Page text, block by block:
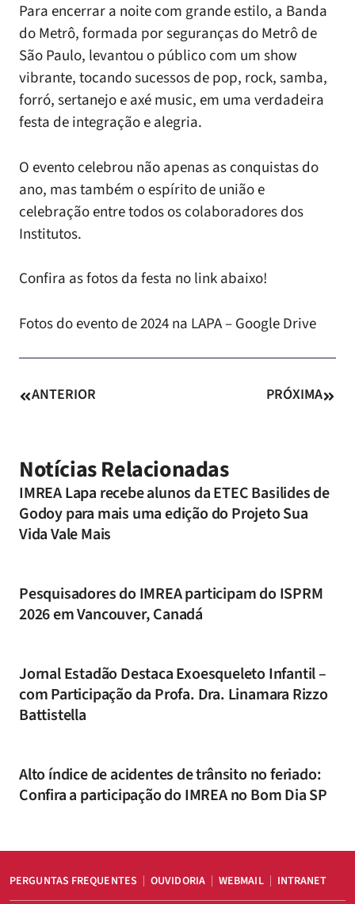
Para encerrar a noite com grande estilo, a Banda
do Metrô, formada por seguranças do Metrô de
São Paulo, levantou o público com um show
vibrante, tocando sucessos de pop, rock, samba,
forró, sertanejo e axé music, em uma verdadeira
festa de integração e alegria.
O evento celebrou não apenas as conquistas do
ano, mas também o espírito de união e
celebração entre todos os colaboradores dos
Institutos.
Confira as fotos da festa no link abaixo!
Fotos do evento de 2024 na LAPA – Google Drive
ANTERIOR PRÓXIMA
Notícias Relacionadas
IMREA Lapa recebe alunos da ETEC Basilides de
Godoy para mais uma edição do Projeto Sua
Vida Vale Mais
Pesquisadores do IMREA participam do ISPRM
2026 em Vancouver, Canadá
Jornal Estadão Destaca Exoesqueleto Infantil –
com Participação da Profa. Dra. Linamara Rizzo
Battistella
Alto índice de acidentes de trânsito no feriado:
Confira a participação do IMREA no Bom Dia SP
PERGUNTAS FREQUENTES OUVIDORIA WEBMAIL INTRANET